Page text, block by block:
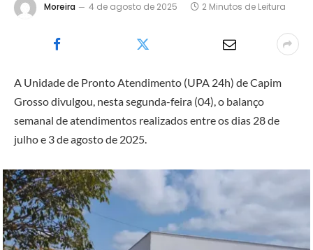
Moreira 4 de agosto de 2025 2 Minutos de Leitura
A Unidade de Pronto Atendimento (UPA 24h) de Capim
Grosso divulgou, nesta segunda-feira (04), o balanço
semanal de atendimentos realizados entre os dias 28 de
julho e 3 de agosto de 2025.